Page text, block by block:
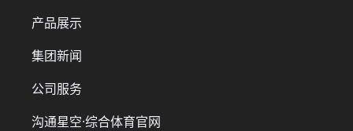
产品展示
集团新闻
公司服务
沟通星空·综合体育官网